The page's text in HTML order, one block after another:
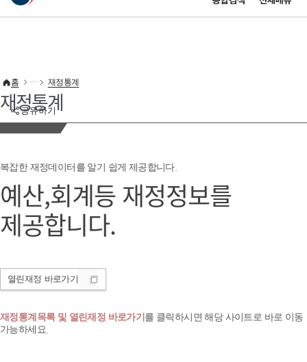
이 누리집은 대한민국 공식 전자정부 누리집입니다.
공유하기
홈 재정통계
재정통계
복잡한 재정데이터를 알기 쉽게 제공합니다.
예산,회계등 재정정보를
제공합니다.
열린재정 바로가기
재정통계목록 및 열린재정 바로가기 를 클릭하시면 해당 사이트로 바로 이동
가능하세요.